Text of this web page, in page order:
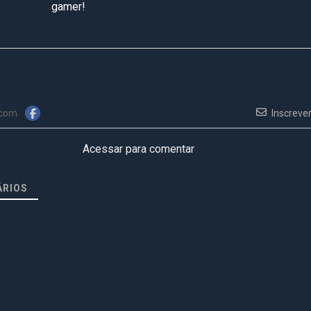
gamer!
Acessar para comentar